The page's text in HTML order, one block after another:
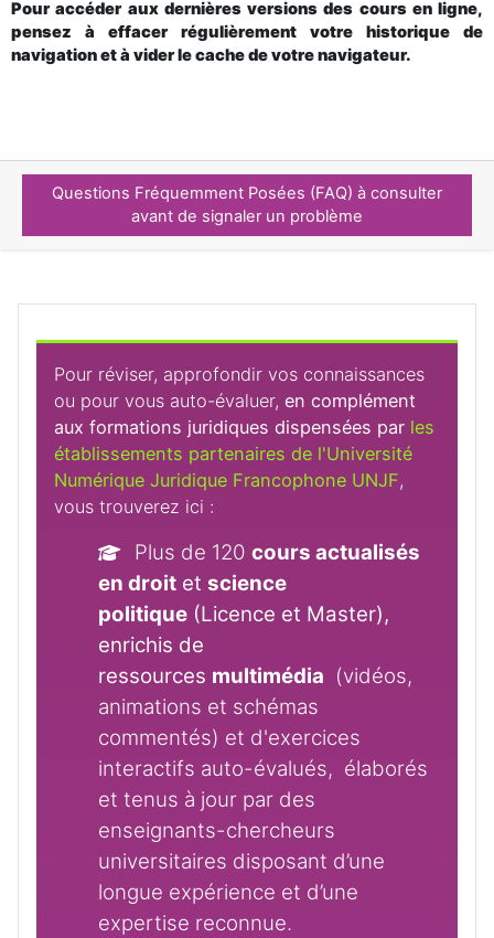
Pour accéder aux dernières versions des cours en ligne,
pensez à effacer régulièrement votre historique de
navigation et à vider le cache de votre navigateur.
Questions Fréquemment Posées (FAQ) à consulter
avant de signaler un problème
Pour réviser, approfondir vos connaissances
ou pour vous auto-évaluer, en complément
aux formations juridiques dispensées par les
établissements partenaires de l'Université
Numérique Juridique Francophone UNJF,
vous trouverez ici :
Plus de 120 cours actualisés
en droit et science
politique (Licence et Master),
enrichis de
ressources multimédia (vidéos,
animations et schémas
commentés) et d'exercices
interactifs auto-évalués, élaborés
et tenus à jour par des
enseignants-chercheurs
universitaires disposant d’une
longue expérience et d’une
expertise reconnue.